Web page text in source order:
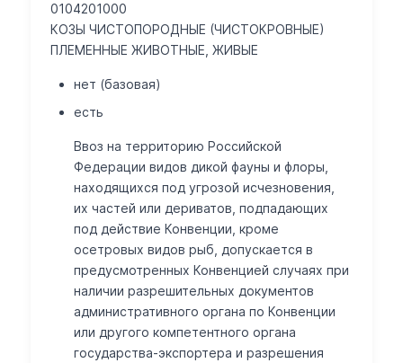
0104201000
КОЗЫ ЧИСТОПОРОДНЫЕ (ЧИСТОКРОВНЫЕ)
ПЛЕМЕННЫЕ ЖИВОТНЫЕ, ЖИВЫЕ
нет (базовая)
есть
Ввоз на территорию Российской
Федерации видов дикой фауны и флоры,
находящихся под угрозой исчезновения,
их частей или дериватов, подпадающих
под действие Конвенции, кроме
осетровых видов рыб, допускается в
предусмотренных Конвенцией случаях при
наличии разрешительных документов
административного органа по Конвенции
или другого компетентного органа
государства-экспортера и разрешения